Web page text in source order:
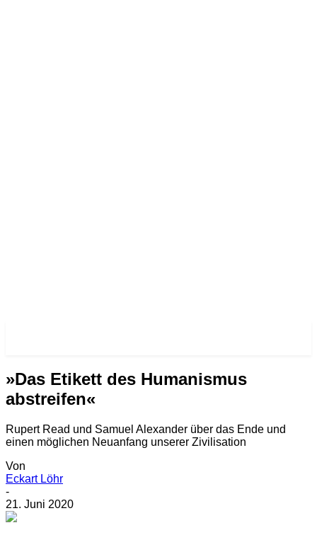
»Das Etikett des Humanismus
abstreifen«
Rupert Read und Samuel Alexander über das Ende und
einen möglichen Neuanfang unserer Zivilisation
Von
Eckart Löhr
-
21. Juni 2020